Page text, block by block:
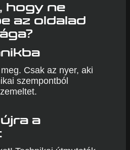
hogy ne
az oldalad
Csak az nyer, aki
szempontból
a